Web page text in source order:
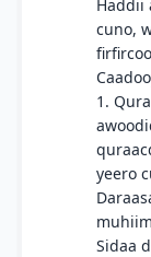
Haddii
cuno,
1.
yeero
Sidaa